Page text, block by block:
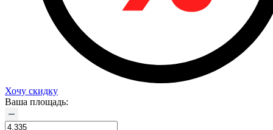
Хочу скидку
Ваша площадь: